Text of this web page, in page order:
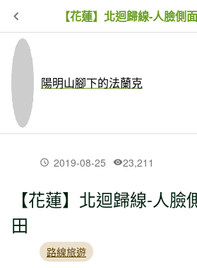
【花蓮】北迴歸線-人臉側
陽明山腳下的法蘭克
最新文章
【台北市】二子
2019-08-25 23,211
【花蓮】北迴歸線-人
田
路線旅遊